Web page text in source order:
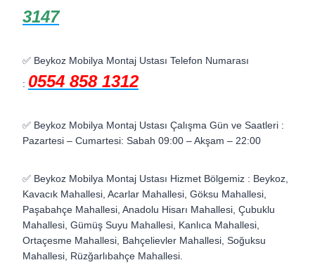
3147
✅ Beykoz Mobilya Montaj Ustası Telefon Numarası
: 0554 858 1312
✅ Beykoz Mobilya Montaj Ustası Çalışma Gün ve Saatleri :
Pazartesi – Cumartesi: Sabah 09:00 – Akşam – 22:00
✅ Beykoz Mobilya Montaj Ustası Hizmet Bölgemiz : Beykoz,
Kavacık Mahallesi, Acarlar Mahallesi, Göksu Mahallesi,
Paşabahçe Mahallesi, Anadolu Hisarı Mahallesi, Çubuklu
Mahallesi, Gümüş Suyu Mahallesi, Kanlıca Mahallesi,
Ortaçesme Mahallesi, Bahçelievler Mahallesi, Soğuksu
Mahallesi, Rüzğarlıbahçe Mahallesi.